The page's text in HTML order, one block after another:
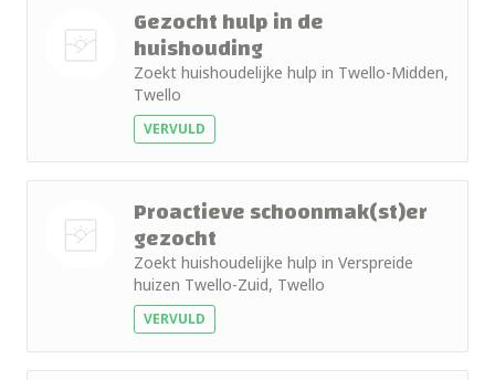
Gezocht hulp in de
huishouding
Zoekt huishoudelijke hulp in Twello-Midden,
Twello
VERVULD
Proactieve schoonmak(st)er
gezocht
Zoekt huishoudelijke hulp in Verspreide
huizen Twello-Zuid, Twello
VERVULD